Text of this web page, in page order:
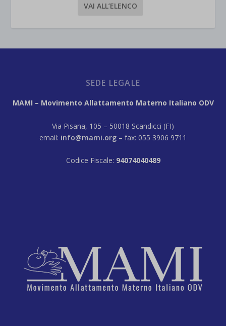
VAI ALL’ELENCO
SEDE LEGALE
MAMI – Movimento Allattamento Materno Italiano ODV
Via Pisana, 105 – 50018 Scandicci (FI)
email: info@mami.org – fax: 055 3906 9711
Codice Fiscale: 94074040489